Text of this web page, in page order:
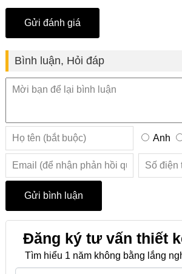
Bình luận, Hỏi đáp
Anh
Đăng ký tư vấn thiết
Tìm hiểu 1 năm không bằng lắng